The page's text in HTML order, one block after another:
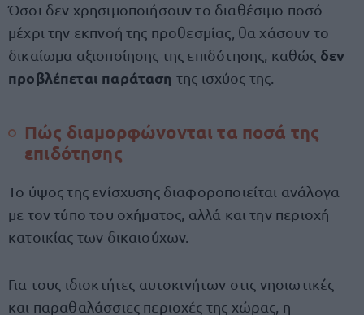
Όσοι δεν χρησιμοποιήσουν το διαθέσιμο ποσό
μέχρι την εκπνοή της προθεσμίας, θα χάσουν το
δικαίωμα αξιοποίησης της επιδότησης, καθώς δεν
προβλέπεται παράταση της ισχύος της.
Πώς διαμορφώνονται τα ποσά της
επιδότησης
Το ύψος της ενίσχυσης διαφοροποιείται ανάλογα
με τον τύπο του οχήματος, αλλά και την περιοχή
κατοικίας των δικαιούχων.
Για τους ιδιοκτήτες αυτοκινήτων στις νησιωτικές
και παραθαλάσσιες περιοχές της χώρας, η